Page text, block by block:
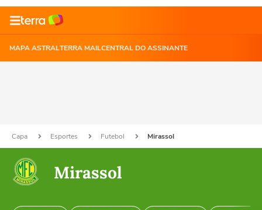
MAPA ASTRALTERRA MAILCENTRAL DO ASSINANTE
Capa Esportes Futebol Mirassol
Mirassol